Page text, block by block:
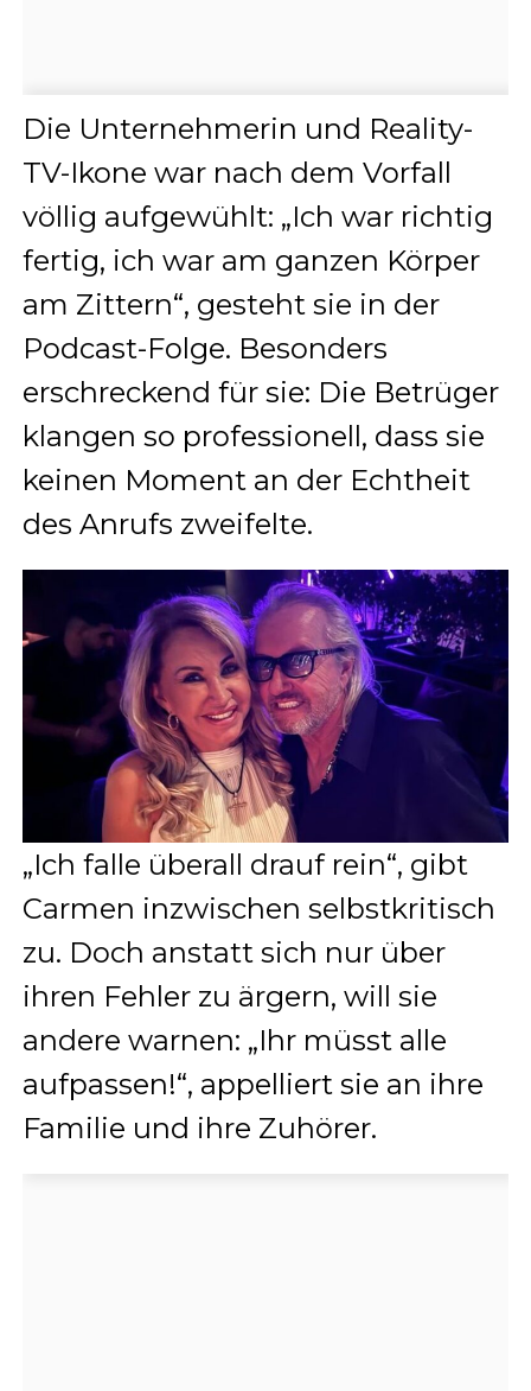
Die Unternehmerin und Reality-
TV-Ikone war nach dem Vorfall
völlig aufgewühlt: „Ich war richtig
fertig, ich war am ganzen Körper
am Zittern“, gesteht sie in der
Podcast-Folge. Besonders
erschreckend für sie: Die Betrüger
klangen so professionell, dass sie
keinen Moment an der Echtheit
des Anrufs zweifelte.
„Ich falle überall drauf rein“, gibt
Carmen inzwischen selbstkritisch
zu. Doch anstatt sich nur über
ihren Fehler zu ärgern, will sie
andere warnen: „Ihr müsst alle
aufpassen!“, appelliert sie an ihre
Familie und ihre Zuhörer.